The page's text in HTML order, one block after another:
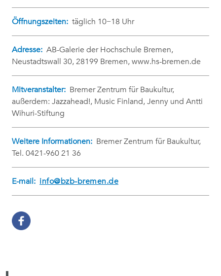
Öffnungszeiten: täglich 10−18 Uhr
Adresse: AB-Galerie der Hochschule Bremen,
Neustadtswall 30, 28199 Bremen, www.hs-bremen.de
Mitveranstalter: Bremer Zentrum für Baukultur,
außerdem: Jazzahead!, Music Finland, Jenny und Antti
Wihuri-Stiftung
Weitere Informationen: Bremer Zentrum für Baukultur,
Tel. 0421-960 21 36
E-mail: info@bzb-bremen.de